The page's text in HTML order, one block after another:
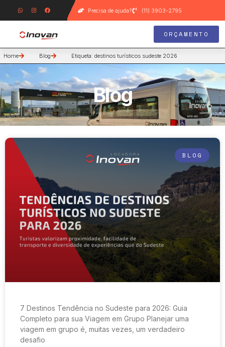
Precisa de ajuda? (11) 3903-2795
ORÇAMENTO
Home Blog Etiqueta: destinos turísticos sudeste 2026
Blog
BLOG
7 Destinos Tendência no Sudeste para 2026: Guia
Completo para sua Viagem em Grupo Planejar uma
viagem em grupo é, muitas vezes, um verdadeiro
desafio